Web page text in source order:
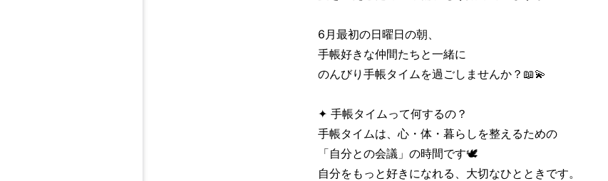
6月最初の日曜日の朝、
手帳好きな仲間たちと一緒に
のんびり手帳タイムを過ごしませんか？📖💫
✦ 手帳タイムって何するの？
手帳タイムは、心・体・暮らしを整えるための
「自分との会議」の時間です🕊️
自分をもっと好きになれる、大切なひとときです。